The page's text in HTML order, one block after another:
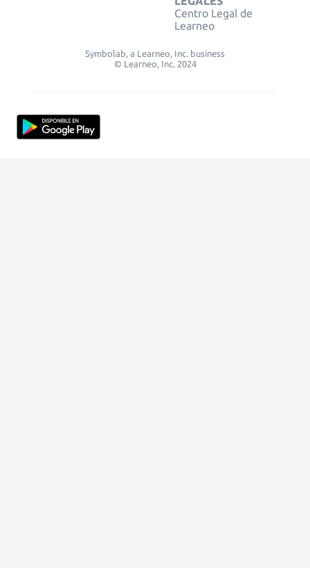
Centro Legal de
Learneo
Symbolab, a Learneo, Inc. business
© Learneo, Inc. 2024